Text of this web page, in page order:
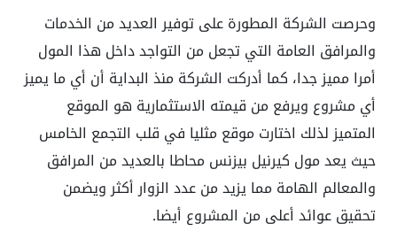
وحرصت الشركة المطورة على توفير العديد من الخدمات
والمرافق العامة التي تجعل من التواجد داخل هذا المول
أمرا مميز جدا، كما أدركت الشركة منذ البداية أن أي ما يميز
أي مشروع ويرفع من قيمته الاستثمارية هو الموقع
المتميز لذلك اختارت موقع مثليا في قلب التجمع الخامس
حيث يعد مول كيرنيل بيزنس محاطا بالعديد من المرافق
والمعالم الهامة مما يزيد من عدد الزوار أكثر ويضمن
تحقيق عوائد أعلى من المشروع أيضا.